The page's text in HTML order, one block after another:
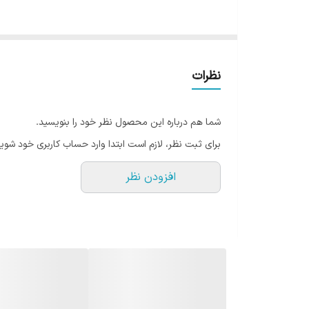
نظرات
شما هم درباره این محصول نظر خود را بنویسید.
برای ثبت نظر، لازم است ابتدا وارد حساب کاربری خود
افزودن نظر